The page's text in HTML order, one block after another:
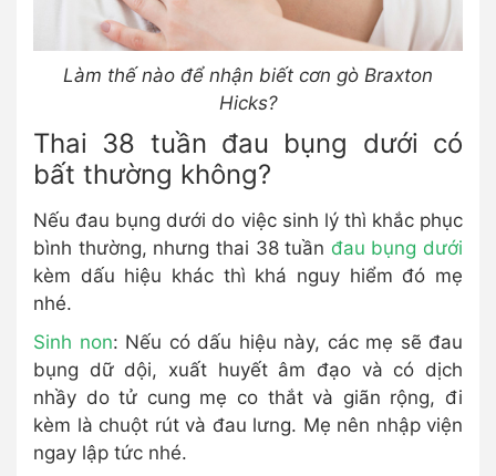
Làm thế nào để nhận biết cơn gò Braxton
Hicks?
Thai 38 tuần đau bụng dưới có
bất thường không?
Nếu đau bụng dưới do việc sinh lý thì khắc phục
bình thường, nhưng thai 38 tuần đau bụng dưới
kèm dấu hiệu khác thì khá nguy hiểm đó mẹ
nhé.
Sinh non: Nếu có dấu hiệu này, các mẹ sẽ đau
bụng dữ dội, xuất huyết âm đạo và có dịch
nhầy do tử cung mẹ co thắt và giãn rộng, đi
kèm là chuột rút và đau lưng. Mẹ nên nhập viện
ngay lập tức nhé.